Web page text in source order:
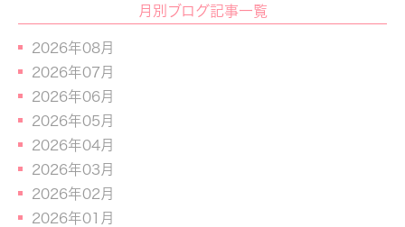
月別ブログ記事一覧
2026年08月
2026年07月
2026年06月
2026年05月
2026年04月
2026年03月
2026年02月
2026年01月